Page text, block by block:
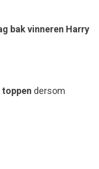
bak vinneren Harry
dersom